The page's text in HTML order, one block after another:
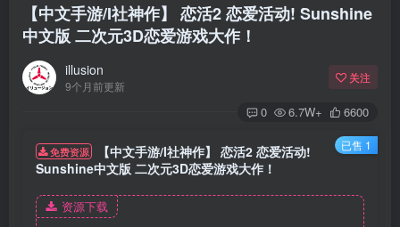
【中文手游/I社神作】 恋活2 恋爱活动! Sunshine
中文版 二次元3D恋爱游戏大作！
illusion
9个月前更新
关注
0 6.7W+ 6600
已售 1
免费资源
【中文手游/I社神作】 恋活2 恋爱活动!
Sunshine中文版 二次元3D恋爱游戏大作！
资源下载